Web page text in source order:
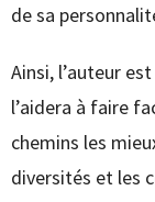
de sa
Ainsi, l’auteur
l’aidera à faire
chemins les
diversités et les